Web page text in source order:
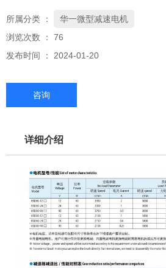
所属分类 ：
华一微型减速电机
浏览次数 ： 76
发布时间 ： 2024-01-20
咨询
详细介绍